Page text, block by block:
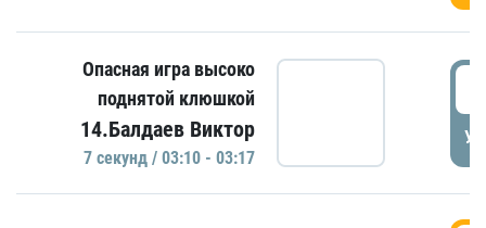
Опасная игра высоко
поднятой клюшкой
14.Балдаев Виктор
7 секунд / 03:10 - 03:17